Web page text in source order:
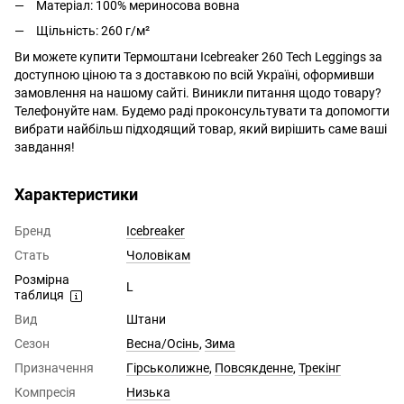
Матеріал: 100% мериносова вовна
Щільність: 260 г/м²
Ви можете купити Термоштани Icebreaker 260 Tech Leggingsза
доступною ціною та з доставкою по всій Україні, оформивши
замовлення на нашому сайті. Виникли питання щодо товару?
Телефонуйте нам. Будемо раді проконсультувати та допомогти
вибрати найбільш підходящий товар, який вирішить саме ваші
завдання!
Характеристики
Бренд
Icebreaker
Стать
Чоловікам
Розмірна
таблиця
L
Вид
Штани
Сезон
Весна/Осінь, Зима
Призначення
Гірськолижне, Повсякденне, Трекінг
Компресія
Низька